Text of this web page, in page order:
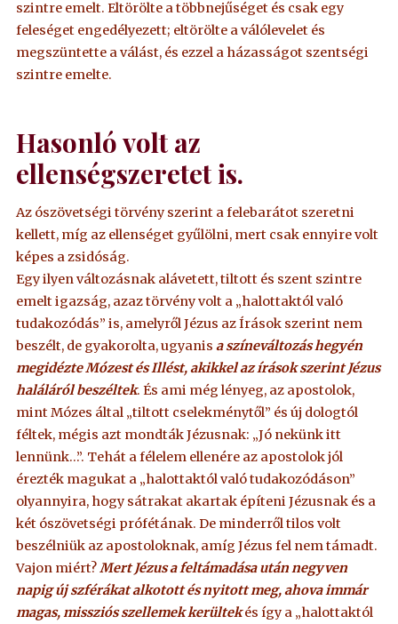
szintre emelt. Eltörölte a többnejűséget és csak egy
feleséget engedélyezett; eltörölte a válólevelet és
megszüntette a válást, és ezzel a házasságot szentségi
szintre emelte.
Hasonló volt az
ellenségszeretet is.
Az ószövetségi törvény szerint a felebarátot szeretni
kellett, míg az ellenséget gyűlölni, mert csak ennyire volt
képes a zsidóság.
Egy ilyen változásnak alávetett, tiltott és szent szintre
emelt igazság, azaz törvény volt a „halottaktól való
tudakozódás” is, amelyről Jézus az Írások szerint nem
beszélt, de gyakorolta, ugyanisa színeváltozás hegyén
megidézte Mózest és Illést, akikkel az írások szerint Jézus
haláláról beszéltek. És ami még lényeg, az apostolok,
mint Mózes által „tiltott cselekménytől” és új dologtól
féltek, mégis azt mondták Jézusnak: „Jó nekünk itt
lennünk…”. Tehát a félelem ellenére az apostolok jól
érezték magukat a „halottaktól való tudakozódáson”
olyannyira, hogy sátrakat akartak építeni Jézusnak és a
két ószövetségi prófétának. De minderről tilos volt
beszélniük az apostoloknak, amíg Jézus fel nem támadt.
Vajon miért? Mert Jézus a feltámadása után negyven
napig új szférákat alkotott és nyitott meg, ahova immár
magas, missziós szellemek kerültekés így a „halottaktól